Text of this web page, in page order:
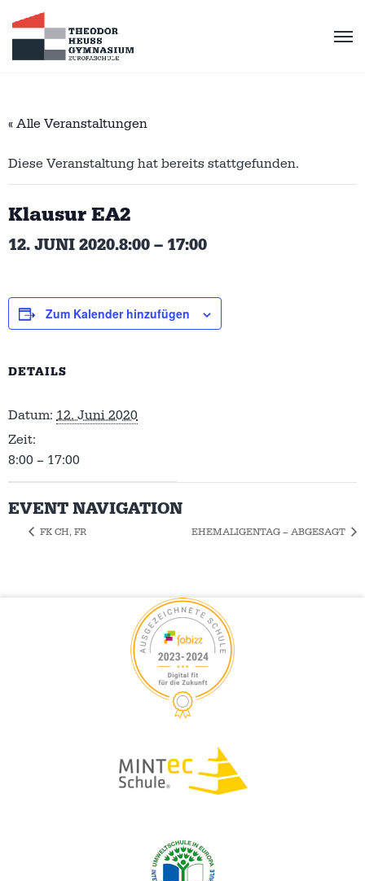
« Alle Veranstaltungen
Diese Veranstaltung hat bereits stattgefunden.
Klausur EA2
12. JUNI 2020.8:00– 17:00
Zum Kalender hinzufügen
DETAILS
Datum: 12. Juni 2020
Zeit:
8:00 – 17:00
EVENT NAVIGATION
FK CH, FR EHEMALIGENTAG – ABGESAGT